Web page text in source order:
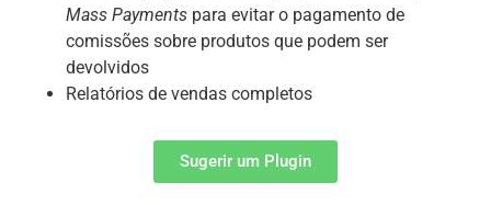
Mass Payments para evitar o pagamento de
comissões sobre produtos que podem ser
devolvidos
Relatórios de vendas completos
Sugerir um Plugin